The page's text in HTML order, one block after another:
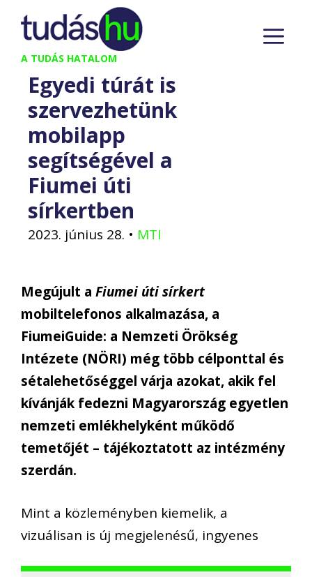
Kilépés
tartalomba
A TUDÁS HATALOM
Egyedi túrát is
szervezhetünk
mobilapp
segítségével a
Fiumei úti
sírkertben
2023. június 28. • MTI
Megújult a Fiumei úti sírkert
mobiltelefonos alkalmazása, a
FiumeiGuide: a Nemzeti Örökség
Intézete (NÖRI) még több célponttal és
sétalehetőséggel várja azokat, akik fel
kívánják fedezni Magyarország egyetlen
nemzeti emlékhelyként működő
temetőjét – tájékoztatott az intézmény
szerdán.
Mint a közleményben kiemelik, a
vizuálisan is új megjelenésű, ingyenes